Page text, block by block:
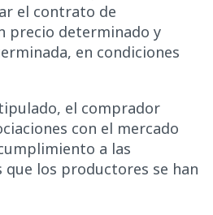
el contrato de
precio determinado y
en condiciones
el comprador
con el mercado
a las
los productores se han